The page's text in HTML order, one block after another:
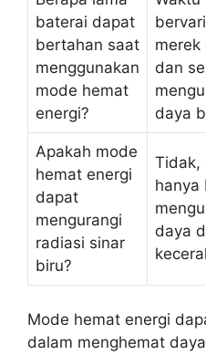
baterai dapat
bertahan saat
menggunakan
mode hemat
energi?
merek
dan
daya
Apakah mode
hemat energi
dapat
mengurangi
radiasi sinar
biru?
Tidak,
hanya
daya
Mode hemat energi
dalam menghemat